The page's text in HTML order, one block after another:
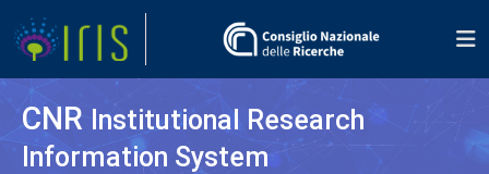
CNR Institutional Research
Information System